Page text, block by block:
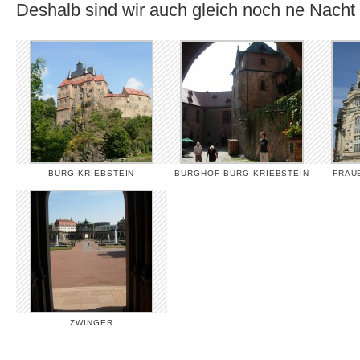
Deshalb sind wir auch gleich noch ne
BURG KRIEBSTEIN BURGHOF BURG KRIEBSTEIN
ZWINGER